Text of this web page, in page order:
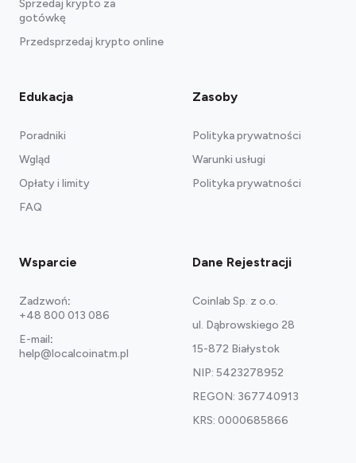
Zobacz nasze polecane portfele.
Sprzedaj krypto za
gotówkę
Przedsprzedaj krypto online
Edukacja
Poradniki
Wgląd
Opłaty i limity
FAQ
Zasoby
Polityka prywatności
Warunki usługi
Polityka prywatności
Wsparcie
Zadzwoń:
+48 800 013 086
E-mail:
help@localcoinatm.pl
Dane Rejestracji
Coinlab Sp. z o.o.
ul. Dąbrowskiego 28
15-872 Białystok
NIP: 5423278952
REGON: 367740913
KRS: 0000685866